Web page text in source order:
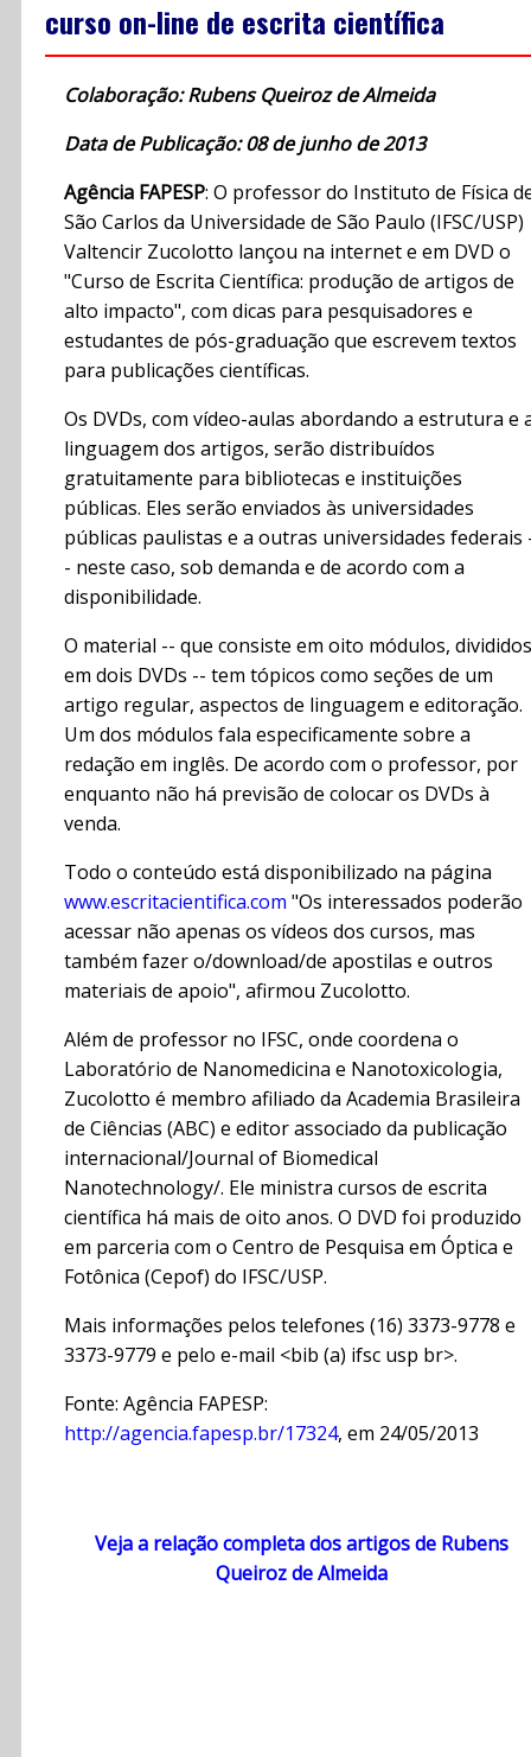
curso on-line de escrita científica
Colaboração: Rubens Queiroz de Almeida
Data de Publicação: 08 de junho de 2013
Agência FAPESP: O professor do Instituto de Física
São Carlos da Universidade de São Paulo (IFSC/USP)
Valtencir Zucolotto lançou na internet e em DVD o
"Curso de Escrita Científica: produção de artigos de
alto impacto", com dicas para pesquisadores e
estudantes de pós-graduação que escrevem textos
para publicações científicas.
Os DVDs, com vídeo-aulas abordando a estrutura e
linguagem dos artigos, serão distribuídos
gratuitamente para bibliotecas e instituições
públicas. Eles serão enviados às universidades
públicas paulistas e a outras universidades federais
- neste caso, sob demanda e de acordo com a
disponibilidade.
O material -- que consiste em oito módulos, divididos
em dois DVDs -- tem tópicos como seções de um
artigo regular, aspectos de linguagem e editoração.
Um dos módulos fala especificamente sobre a
redação em inglês. De acordo com o professor, por
enquanto não há previsão de colocar os DVDs à
venda.
Todo o conteúdo está disponibilizado na página
www.escritacientifica.com "Os interessados poderão
acessar não apenas os vídeos dos cursos, mas
também fazer o/download/de apostilas e outros
materiais de apoio", afirmou Zucolotto.
Além de professor no IFSC, onde coordena o
Laboratório de Nanomedicina e Nanotoxicologia,
Zucolotto é membro afiliado da Academia Brasileira
de Ciências (ABC) e editor associado da publicação
internacional/Journal of Biomedical
Nanotechnology/. Ele ministra cursos de escrita
científica há mais de oito anos. O DVD foi produzido
em parceria com o Centro de Pesquisa em Óptica e
Fotônica (Cepof) do IFSC/USP.
Mais informações pelos telefones (16) 3373-9778 e
3373-9779 e pelo e-mail <bib (a) ifsc usp br>.
Fonte: Agência FAPESP:
http://agencia.fapesp.br/17324, em 24/05/2013
Veja a relação completa dos artigos de Rubens
Queiroz de Almeida